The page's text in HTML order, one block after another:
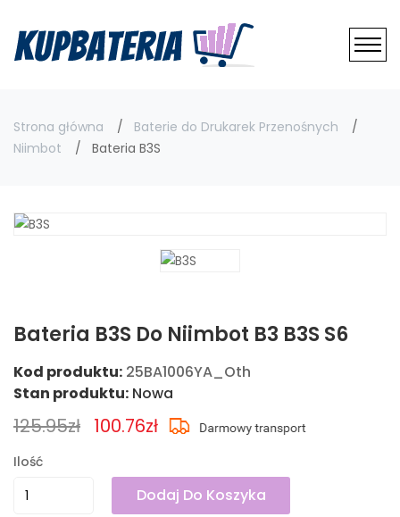
Strona główna
Baterie do Drukarek Przenośnych
Niimbot
Bateria B3S
Bateria B3S Do Niimbot B3 B3S S6
Kod produktu: 25BA1006YA_Oth
Stan produktu: Nowa
125.95zł 100.76zł
Ilość
Dodaj Do Koszyka